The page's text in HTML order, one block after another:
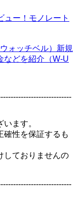
ュー！モノレート
ォッチベル）新規
などを紹介（W-U
ます。
性を保証するも
しておりませんの